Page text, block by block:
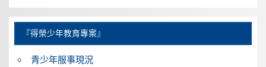
『得榮少年教育專案』
青少年服事現況